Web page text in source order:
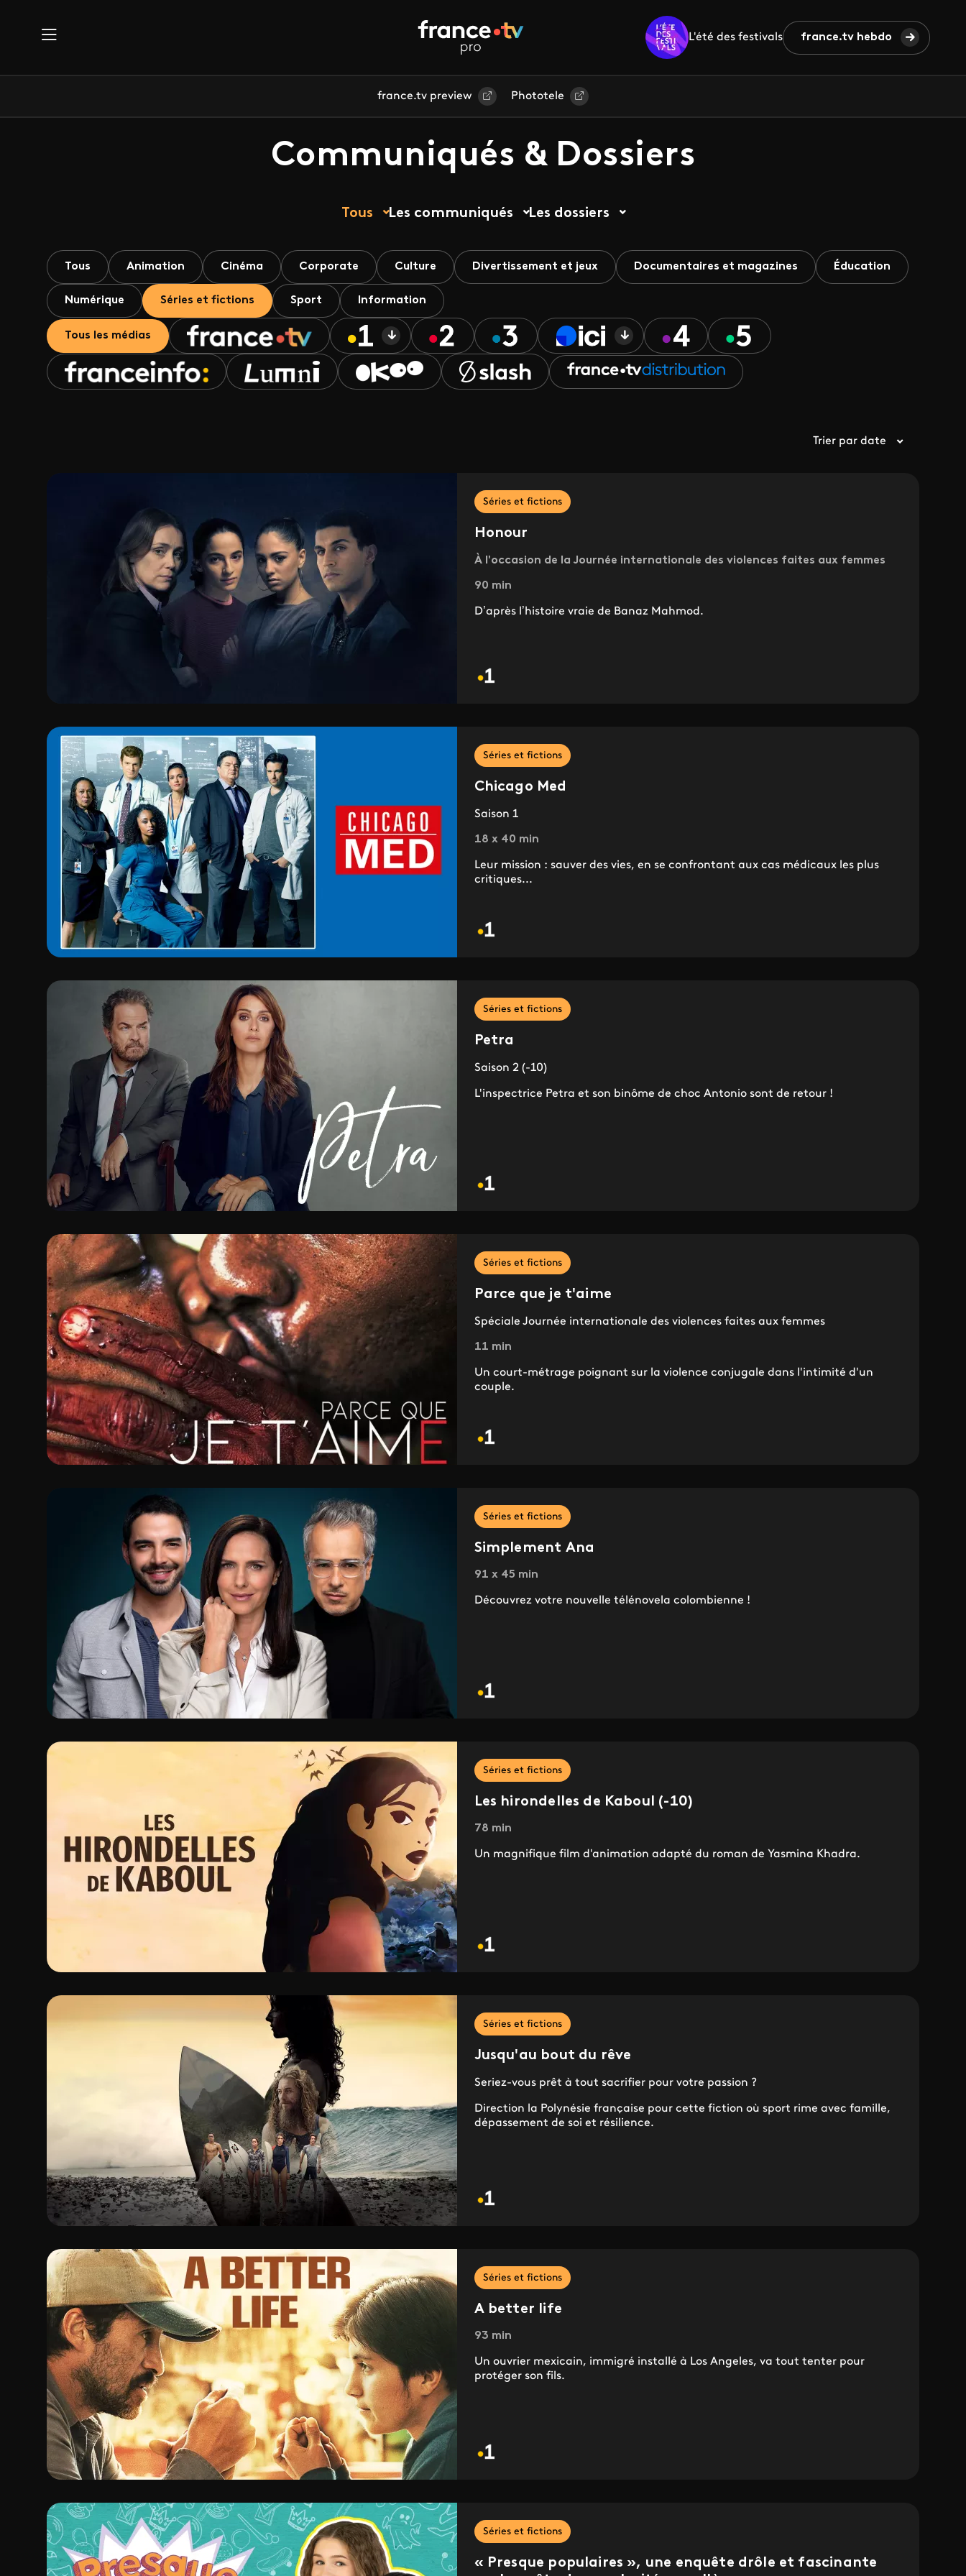
L'été des festivals france.tv hebdo
france.tv preview Phototele
Communiqués & Dossiers
Tous Les communiqués Les dossiers
Tous Animation Cinéma Corporate Culture Divertissement et jeux Documentaires et magazines Éducation
Numérique Séries et fictions Sport Information
Tous les médias
Trier par date
Séries et fictions
Honour
À l'occasion de la Journée internationale des violences faites aux femmes
90 min
D’après l’histoire vraie de Banaz Mahmod.
Séries et fictions
Chicago Med
Saison 1
18 x 40 min
Leur mission : sauver des vies, en se confrontant aux cas médicaux les plus
critiques...
Séries et fictions
Petra
Saison 2 (-10)
L'inspectrice Petra et son binôme de choc Antonio sont de retour !
Séries et fictions
Parce que je t'aime
Spéciale Journée internationale des violences faites aux femmes
11 min
Un court-métrage poignant sur la violence conjugale dans l'intimité d'un
couple.
Séries et fictions
Simplement Ana
91 x 45 min
Découvrez votre nouvelle télénovela colombienne !
Séries et fictions
Les hirondelles de Kaboul (-10)
78 min
Un magnifique film d'animation adapté du roman de Yasmina Khadra.
Séries et fictions
Jusqu'au bout du rêve
Seriez-vous prêt à tout sacrifier pour votre passion ?
Direction la Polynésie française pour cette fiction où sport rime avec famille,
dépassement de soi et résilience.
Séries et fictions
A better life
93 min
Un ouvrier mexicain, immigré installé à Los Angeles, va tout tenter pour
protéger son fils.
Séries et fictions
« Presque populaires », une enquête drôle et fascinante